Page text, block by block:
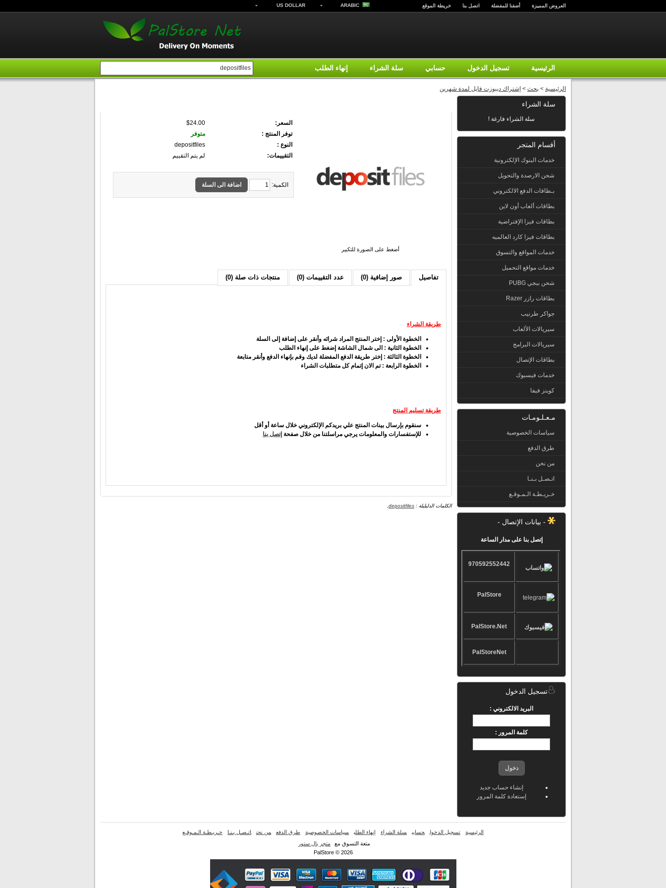
US DOLLAR العروض المميزة أضفنا للمفضلة اتصل بنا خريطة الموقع
الرئيسية تسجيل الدخول حسابي سلة الشراء إنهاء الطلب
الرئيسية > بحث > إشتراك ديبوزت فايل لمدة شهرين
سلة الشراء
سلة الشراء فارغة !
أقسام المتجر
خدمات البنوك الإلكترونية
شحن الارصدة والتحويل
بـطاقات الدفع الالكتروني
بطاقات ألعاب أون لاين
بطاقات فيزا الإفتراضية
بطاقات فيزا كارد العالميه
خدمات المواقع والتسوق
خدمات مواقع التحميل
شحن ببجي PUBG
بطاقات رازر Razer
جواكر طرنيب
سيريالات الألعاب
سيريالات البرامج
بطاقات الإتصال
خدمات فيسبوك
كوينز فيفا
مـعـلـومـات
سياسات الخصوصية
طرق الدفع
من نحن
اتـصـل بـنـا
خـريـطـة الـمـوقـع
- بيانات الإتصال -
إتصل بنا على مدار الساعة
970592552442
PalStore
PalStore.Net
PalStoreNet
تسجيل الدخول
البريد الالكتروني :
كلمة المرور :
دخول
إنشاء حساب جديد
إستعادة كلمة المرور
أضغط على الصورة للتكبير
السعر:
$24.00
توفر المنتج :
متوفر
النوع :
depositfiles
التقييمات:
لم يتم التقييم
الكمية: اضافة الى السلة
تفاصيل صور إضافية (0) عدد التقييمات (0) منتجات ذات صلة (0)
طريقة الشراء
الخطوة الأولى : إختر المنتج المراد شرائه وأنقر على إضافة إلى السلة
الخطوة الثانية : الى شمال الشاشة إضغط على إنهاء الطلب
الخطوة الثالثة : إختر طريقة الدفع المفضلة لديك وقم بإنهاء الدفع وأنقر متابعة
الخطوة الرابعة : تم الان إتمام كل متطلبات الشراء
طريقة تسليم المنتج
سنقوم بإرسال بينات المنتج علي بريدكم الإلكتروني خلال ساعة أو أقل
للإستفسارات والمعلومات يرجي مراسلتنا من خلال صفحة إتصل بنا
الكلمات الدليليلة : depositfiles
الرئيسية تسجيل الدخول حسابي سلة الشراء إنهاء الطلب سياسات الخصوصية طرق الدفع من نحن اتـصـل بـنـا
خـريـطـة الـمـوقـع
متعة التسوق مع
متجر بال ستور
PalStore © 2026